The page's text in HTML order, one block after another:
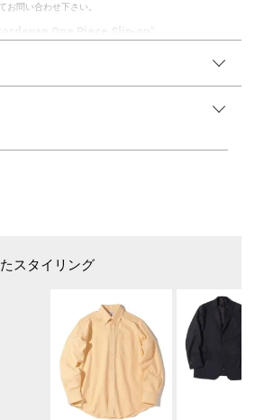
お問い合わせ下さい。
アメリカン トラッドの歴史とともに歩んだシ
のバランスが取れたLeydon Last(レイドン ラ
ジュアルスタイルにも合います。
るゴールドのダブルネームの刻印が施された特
ィズ／グッドイヤーウェルテッド製法 ／レザ
スタイリング